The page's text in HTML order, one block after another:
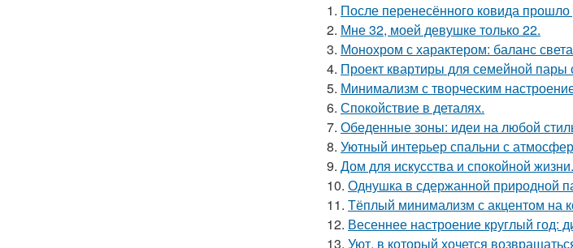
1. После перенесённого ковида прошло
2. Мне 32, моей девушке только 22.
3. Монохром с характером: баланс
4. Проект квартиры для семейной
5. Минимализм с творческим
6. Спокойствие в деталях.
7. Обеденные зоны: идеи на любой
8. Уютный интерьер спальни с
9. Дом для искусства и спокойной жизни.
10. Однушка в сдержанной природной
11. Тёплый минимализм с акцентом на
12. Весеннее настроение круглый год:
13. Уют, в который хочется